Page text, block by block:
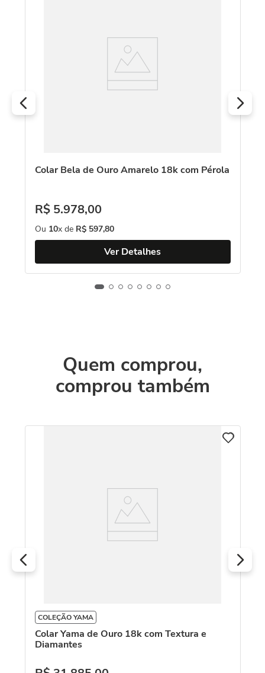
Colar Bela de Ouro Amarelo 18k com Pérola
R$ 5.978,00
Ou 10x de R$ 597,80
Ver Detalhes
Quem comprou,
comprou também
COLEÇÃO YAMA
Colar Yama de Ouro 18k com Textura e
Diamantes